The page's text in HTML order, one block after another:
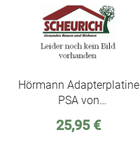
Hörmann Adapterplatine
PSA von
Systemstecker
25,95 €